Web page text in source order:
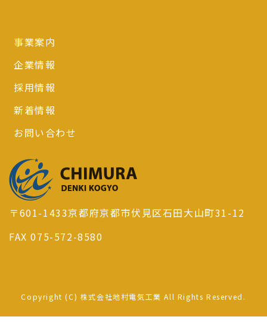
事業案内
企業情報
採用情報
新着情報
お問い合わせ
〒601-1433京都府京都市伏見区石田大山町31-12
FAX 075-572-8580
Copyright (C) 株式会社地村電気工業 All Rights Reserved.